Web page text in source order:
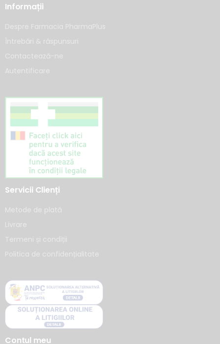
Informații
Despre Farmacia PharmaPlus
Întrebări & răspunsuri
Contactează-ne
Autentificare
Servicii Clienți
Metode de plată
Livrare
Termeni și condiții
Politica de confidențialitate
Contul meu